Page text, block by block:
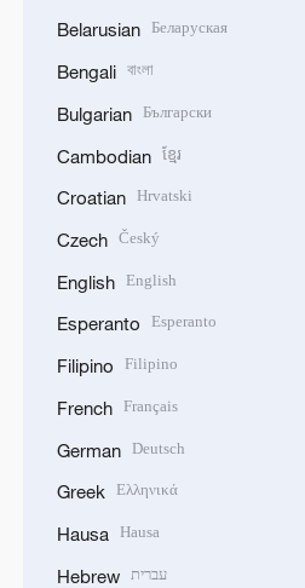
Belarusian Беларуская
Bengali বাংলা
Bulgarian Български
Cambodian ខ្មែរ
Croatian Hrvatski
Czech Český
English English
Esperanto Esperanto
Filipino Filipino
French Français
German Deutsch
Greek Ελληνικά
Hausa Hausa
Hebrew עברית